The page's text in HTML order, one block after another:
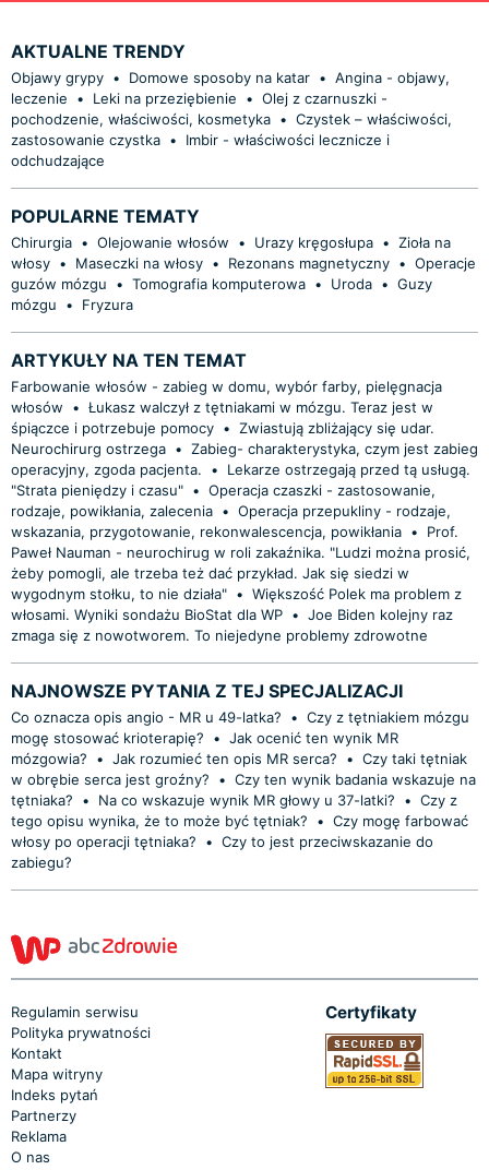
AKTUALNE TRENDY
Objawy grypy • Domowe sposoby na katar • Angina - objawy,
leczenie
• Leki na przeziębienie • Olej z czarnuszki -
pochodzenie, właściwości, kosmetyka • Czystek – właściwości,
zastosowanie czystka •
Imbir - właściwości lecznicze i
odchudzające
POPULARNE TEMATY
Chirurgia • Olejowanie włosów • Urazy kręgosłupa • Zioła na
włosy • Maseczki na włosy • Rezonans magnetyczny • Operacje
guzów mózgu
• Tomografia komputerowa • Uroda • Guzy
mózgu
• Fryzura
ARTYKUŁY NA TEN TEMAT
Farbowanie włosów - zabieg w domu, wybór farby, pielęgnacja
włosów
• Łukasz walczył z tętniakami w mózgu. Teraz jest w
śpiączce i potrzebuje pomocy • Zwiastują zbliżający się udar.
Neurochirurg ostrzega • Zabieg- charakterystyka, czym jest zabieg
operacyjny, zgoda pacjenta.
•
Lekarze ostrzegają przed tą usługą.
"Strata pieniędzy i czasu" • Operacja czaszki - zastosowanie,
rodzaje, powikłania, zalecenia • Operacja przepukliny - rodzaje,
wskazania, przygotowanie, rekonwalescencja, powikłania •
Prof.
Paweł Nauman - neurochirug w roli zakaźnika. "Ludzi można prosić,
żeby pomogli, ale trzeba też dać przykład. Jak się siedzi w
wygodnym stołku, to nie działa" • Większość Polek ma problem z
włosami. Wyniki sondażu BioStat dla WP • Joe Biden kolejny raz
zmaga się z nowotworem. To niejedyne problemy zdrowotne
NAJNOWSZE PYTANIA Z TEJ SPECJALIZACJI
Co oznacza opis angio - MR u 49-latka? • Czy z tętniakiem mózgu
mogę stosować krioterapię?
• Jak ocenić ten wynik MR
mózgowia?
• Jak rozumieć ten opis MR serca? • Czy taki tętniak
w obrębie serca jest groźny?
• Czy ten wynik badania wskazuje na
tętniaka?
• Na co wskazuje wynik MR głowy u 37-latki? • Czy z
tego opisu wynika, że to może być tętniak?
• Czy mogę farbować
włosy po operacji tętniaka?
• Czy to jest przeciwskazanie do
zabiegu?
Regulamin serwisu
Polityka prywatności
Kontakt
Mapa witryny
Indeks pytań
Partnerzy
Reklama
O nas
Certyfikaty